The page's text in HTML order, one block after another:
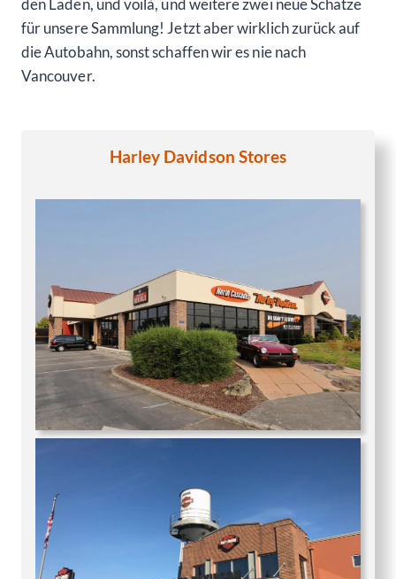
den Laden, und voilà, und weitere zwei neue Schätze
für unsere Sammlung! Jetzt aber wirklich zurück auf
die Autobahn, sonst schaffen wir es nie nach
Vancouver.
Harley Davidson Stores